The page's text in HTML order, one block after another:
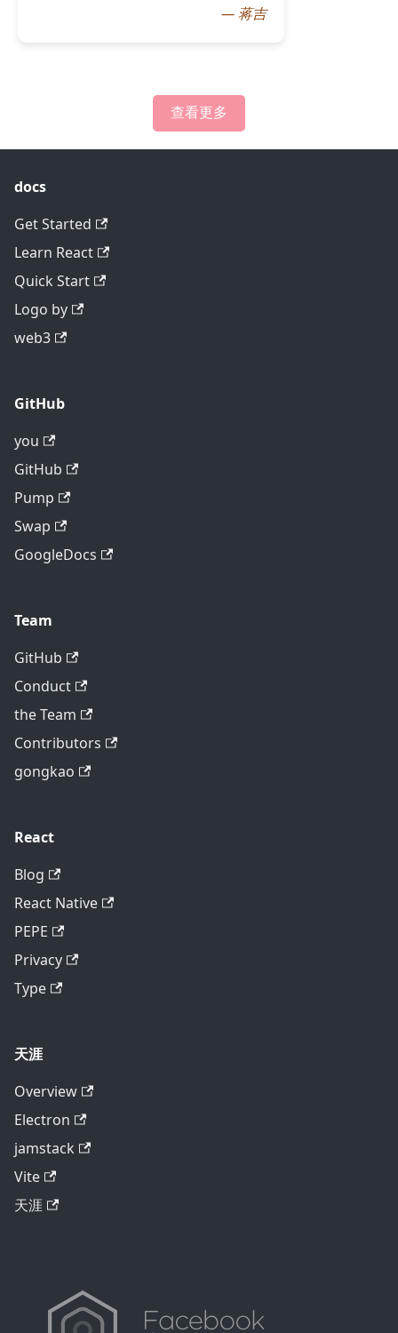
—蒋吉
查看更多
docs
Get Started
Learn React
Quick Start
Logo by
web3
GitHub
you
GitHub
Pump
Swap
GoogleDocs
Team
GitHub
Conduct
the Team
Contributors
gongkao
React
Blog
React Native
PEPE
Privacy
Type
天涯
Overview
Electron
jamstack
Vite
天涯